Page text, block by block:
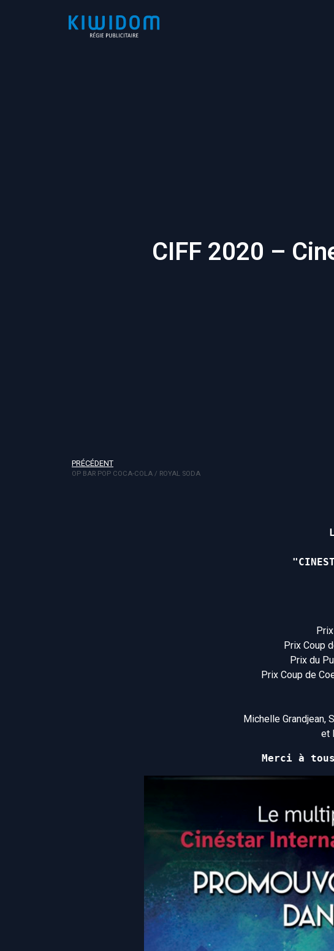
CIFF 2020 –
PRÉCÉDENT
OP BAR POP COCA-COLA / ROYAL SODA
Prix Coup
Prix du
Prix Coup de
Michelle Grandjean,
et
Merci à